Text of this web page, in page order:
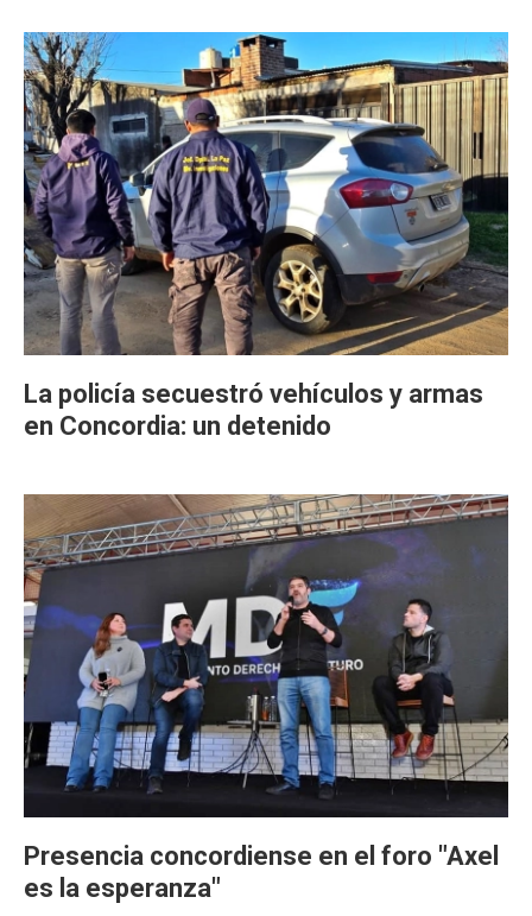
La policía secuestró vehículos y armas
en Concordia: un detenido
Presencia concordiense en el foro "Axel
es la esperanza"